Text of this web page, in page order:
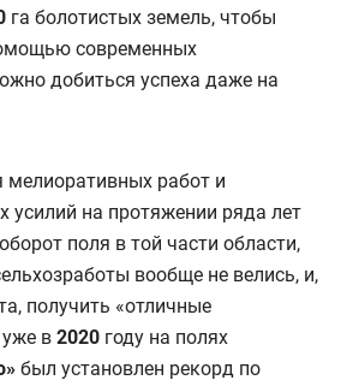
га болотистых земель, чтобы
современных
добиться успеха даже на
мелиоративных работ и
усилий на протяжении ряда лет
поля в той части области,
вообще не велись, и,
получить «отличные
уже в 2020 году на полях
был установлен рекорд по